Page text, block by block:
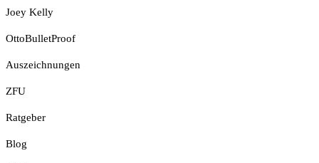
Joey Kelly
OttoBulletProof
Auszeichnungen
ZFU
Ratgeber
Blog